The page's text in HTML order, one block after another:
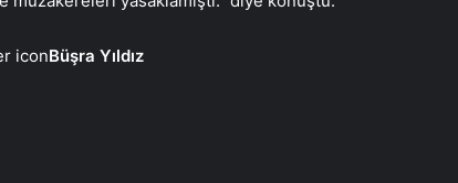
Büşra Yıldız
Başkan Erdoğan, 3 ülkenin